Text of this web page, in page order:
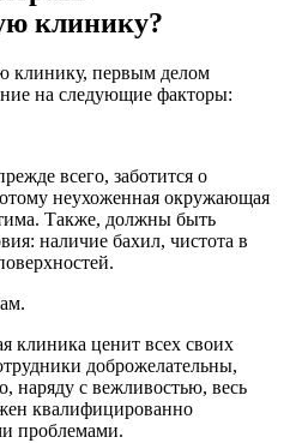
клинику?
клинику, первым делом
на следующие факторы:
всего, заботится о
неухоженная окружающая
Также, должны быть
наличие бахил, чистота в
клиника ценит всех своих
доброжелательны,
с вежливостью, весь
квалифицированно
проблемами.